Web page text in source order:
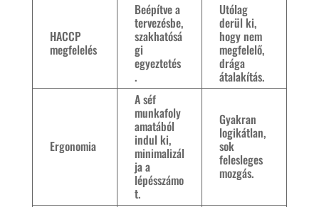
HACCP
megfelelés
Beépítve a
tervezésbe,
szakhatósá
gi
egyeztetés ​
.
Utólag
derül ki,
hogy nem
megfelelő,
drága
átalakítás.
Ergonomia
A séf
munkafoly
amatából
indul ki,
minimalizál
ja a
lépésszámo
t.
Gyakran
logikátlan,
sok
felesleges
mozgás.